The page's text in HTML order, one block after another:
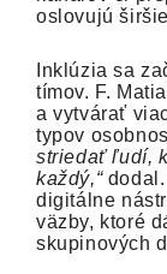
oslovujú
Inklúzia sa
tímov. F.
a vytvárať
typov
striedať ľudí,
každý,“
digitálne
väzby, ktoré
skupinových